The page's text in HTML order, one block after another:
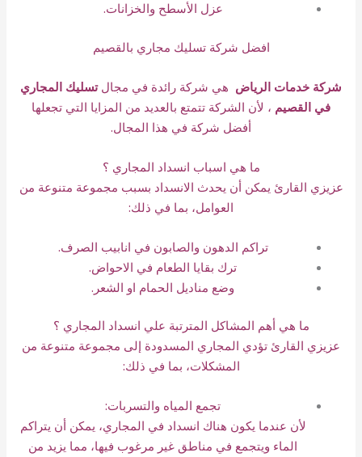
عزل الأسطح والخزانات.
افضل شركة تسليك مجاري بالقصيم
شركة خدمات الرياض هي شركة رائدة في مجالتسليك المجاري
في القصيم ، لأن الشركة تتمتع بالعديد من المزايا التي تجعلها
أفضل شركة في هذا المجال.
ما هي اسباب انسداد المجاري ؟
عزيزي القارئ يمكن أن يحدث الانسداد بسبب مجموعة متنوعة من
العوامل، بما في ذلك:
تراكم الدهون والصابون في انابيب الصرف.
ترك بقايا الطعام في الاحواض.
وضع مناديل الحمام او الشعر.
ما هي أهم المشاكل المترتبة علي انسداد المجاري ؟
عزيزي القارئ تؤدي المجاري المسدودة إلى مجموعة متنوعة من
المشكلات، بما في ذلك:
تجمع المياه والتسربات:
لأن عندما يكون هناك انسداد في المجاري، يمكن أن يتراكم
الماء ويتجمع في مناطق غير مرغوب فيها، مما يزيد من